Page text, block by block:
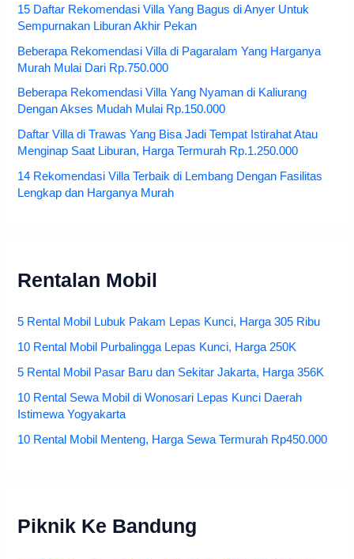
15 Daftar Rekomendasi Villa Yang Bagus di Anyer Untuk
Sempurnakan Liburan Akhir Pekan
Beberapa Rekomendasi Villa di Pagaralam Yang Harganya
Murah Mulai Dari Rp.750.000
Beberapa Rekomendasi Villa Yang Nyaman di Kaliurang
Dengan Akses Mudah Mulai Rp.150.000
Daftar Villa di Trawas Yang Bisa Jadi Tempat Istirahat Atau
Menginap Saat Liburan, Harga Termurah Rp.1.250.000
14 Rekomendasi Villa Terbaik di Lembang Dengan Fasilitas
Lengkap dan Harganya Murah
Rentalan Mobil
5 Rental Mobil Lubuk Pakam Lepas Kunci, Harga 305 Ribu
10 Rental Mobil Purbalingga Lepas Kunci, Harga 250K
5 Rental Mobil Pasar Baru dan Sekitar Jakarta, Harga 356K
10 Rental Sewa Mobil di Wonosari Lepas Kunci Daerah
Istimewa Yogyakarta
10 Rental Mobil Menteng, Harga Sewa Termurah Rp450.000
Piknik Ke Bandung